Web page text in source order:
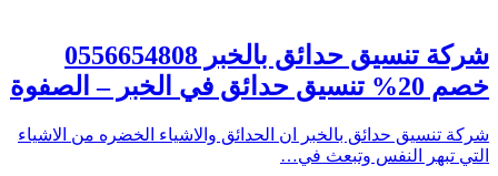
شركة تنسيق حدائق بالخبر 0556654808
خصم 20% تنسيق حدائق في الخبر – الصفوة
شركة تنسيق حدائق بالخبر ان الحدائق والاشياء الخضره من الاشياء
التي تبهر النفس وتبعث في…